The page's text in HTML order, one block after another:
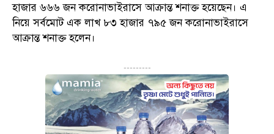
হাজার ৬৬৬ জন করোনাভাইরাসে আক্রান্ত শনাক্ত হয়েছেন। এ
নিয়ে সর্বমোট এক লাখ ৮৩ হাজার ৭৯৫ জন করোনাভাইরাসে
আক্রান্ত শনাক্ত হলেন।
---------